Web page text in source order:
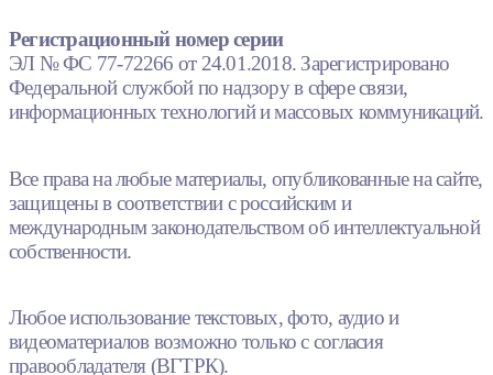
Регистрационный номер серии
ЭЛ № ФС 77-72266 от 24.01.2018. Зарегистрировано
Федеральной службой по надзору в сфере связи,
информационных технологий и массовых коммуникаций.
Все права на любые материалы, опубликованные на сайте,
защищены в соответствии с российским и
международным законодательством об интеллектуальной
собственности.
Любое использование текстовых, фото, аудио и
видеоматериалов возможно только с согласия
правообладателя (ВГТРК).